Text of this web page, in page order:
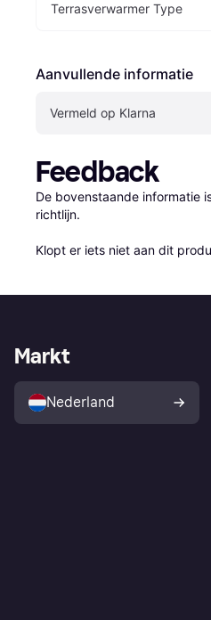
Terrasverwarmer Type
Aanvullende informatie
Vermeld op Klarna
Feedback
De bovenstaande informatie
richtlijn.
Klopt er iets niet aan dit
Markt
Nederland